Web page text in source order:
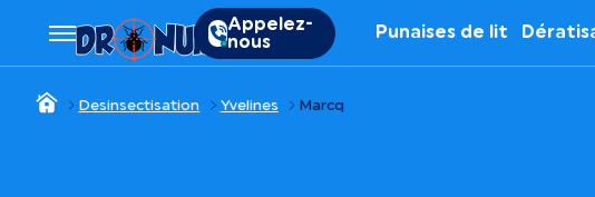
Appelez-
nous
Punaises de lit
Desinsectisation Yvelines Marcq